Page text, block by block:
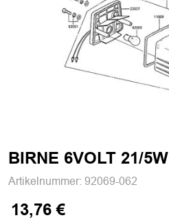
BIRNE 6VOLT 21/5W
Artikelnummer: 92069-062
13,76 €